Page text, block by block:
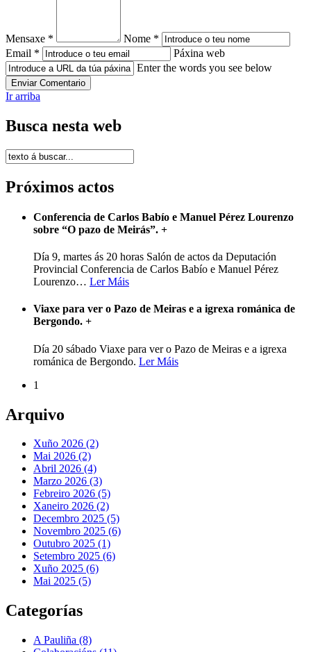
Mensaxe *
Nome *
Email *
Páxina web
Enter the words you see below
Ir arriba
Busca nesta web
Próximos actos
Conferencia de Carlos Babío e Manuel Pérez Lourenzo
sobre “O pazo de Meirás”. +
Día 9, martes ás 20 horas Salón de actos da Deputación
Provincial Conferencia de Carlos Babío e Manuel Pérez
Lourenzo… Ler Máis
Viaxe para ver o Pazo de Meiras e a igrexa románica de
Bergondo. +
Día 20 sábado Viaxe para ver o Pazo de Meiras e a igrexa
románica de Bergondo. Ler Máis
1
Arquivo
Xuño 2026 (2)
Mai 2026 (2)
Abril 2026 (4)
Marzo 2026 (3)
Febreiro 2026 (5)
Xaneiro 2026 (2)
Decembro 2025 (5)
Novembro 2025 (6)
Outubro 2025 (1)
Setembro 2025 (6)
Xuño 2025 (6)
Mai 2025 (5)
Categorías
A Pauliña (8)